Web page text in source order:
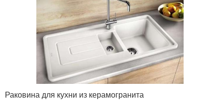
Раковина для кухни из керамогранита